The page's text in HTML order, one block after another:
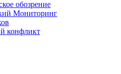
обозрение
Мониторинг
конфликт